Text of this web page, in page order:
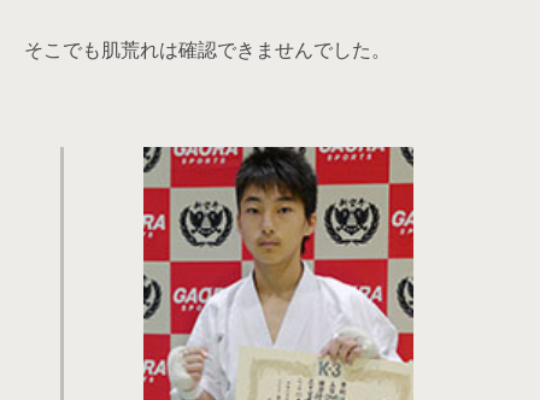
そこでも肌荒れは確認できませんでした。